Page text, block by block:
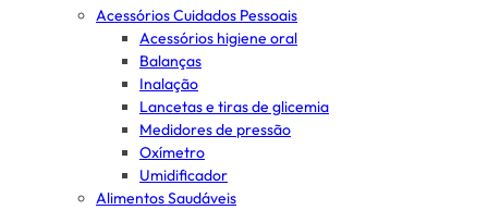
Acessórios Cuidados Pessoais
Acessórios higiene oral
Balanças
Inalação
Lancetas e tiras de glicemia
Medidores de pressão
Oxímetro
Umidificador
Alimentos Saudáveis